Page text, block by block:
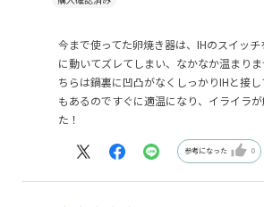
今まで使ってた卵焼き器は、IHのスイッ
に動いてズレてしまい、なかなか温まり
ちらは鍋裏に凹凸がなくしっかりIHと接
もあるのですぐに適温になり、イライラ
た！
参考になった 0